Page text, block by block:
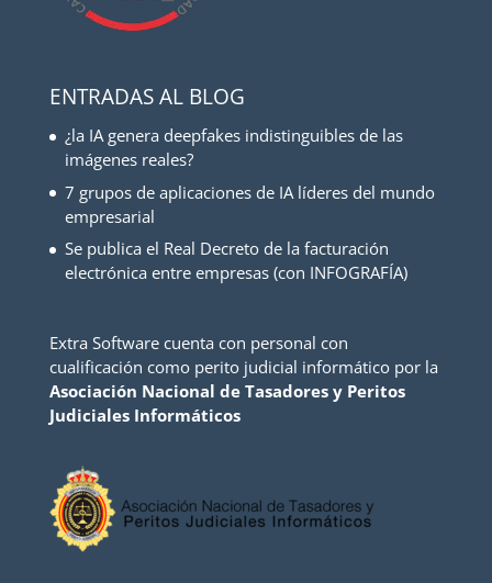
ENTRADAS AL BLOG
¿la IA genera deepfakes indistinguibles de las
imágenes reales?
7 grupos de aplicaciones de IA líderes del mundo
empresarial
Se publica el Real Decreto de la facturación
electrónica entre empresas (con INFOGRAFÍA)
Extra Software cuenta con personal con
cualificación como perito judicial informático por la
Asociación Nacional de Tasadores y Peritos
Judiciales Informáticos